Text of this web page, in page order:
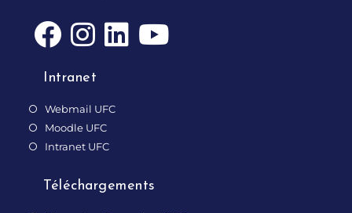
Intranet
Webmail UFC
Moodle UFC
Intranet UFC
Téléchargements